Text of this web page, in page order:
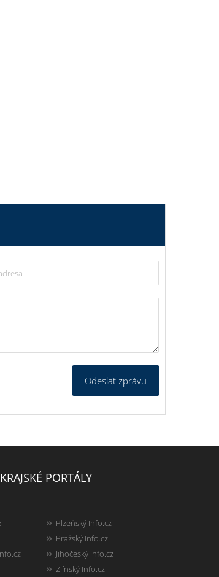
Odeslat zprávu
KRAJSKÉ PORTÁLY
Plzeňský Info.cz
Pražský Info.cz
Jihočeský Info.cz
Zlínský Info.cz